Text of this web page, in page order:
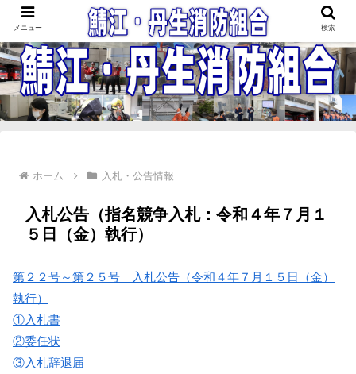
鯖江・丹生消防組合
ホーム 入札・公告情報
入札公告（指名競争入札：令和４年７月１
５日（金）執行）
第２２号～第２５号 入札公告（令和４年７月１５日（金）
執行）
①入札書
②委任状
③入札辞退届
メニュー 検索